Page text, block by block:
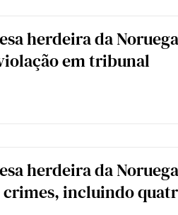
herdeira da
em tribunal
herdeira da Noruega
crimes, incluindo